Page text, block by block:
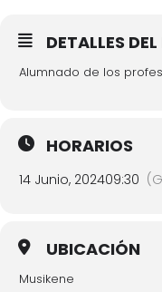
DETALLES
Alumnado de los
HORARIOS
14 Junio, 202409:30
UBICACIÓN
Musikene